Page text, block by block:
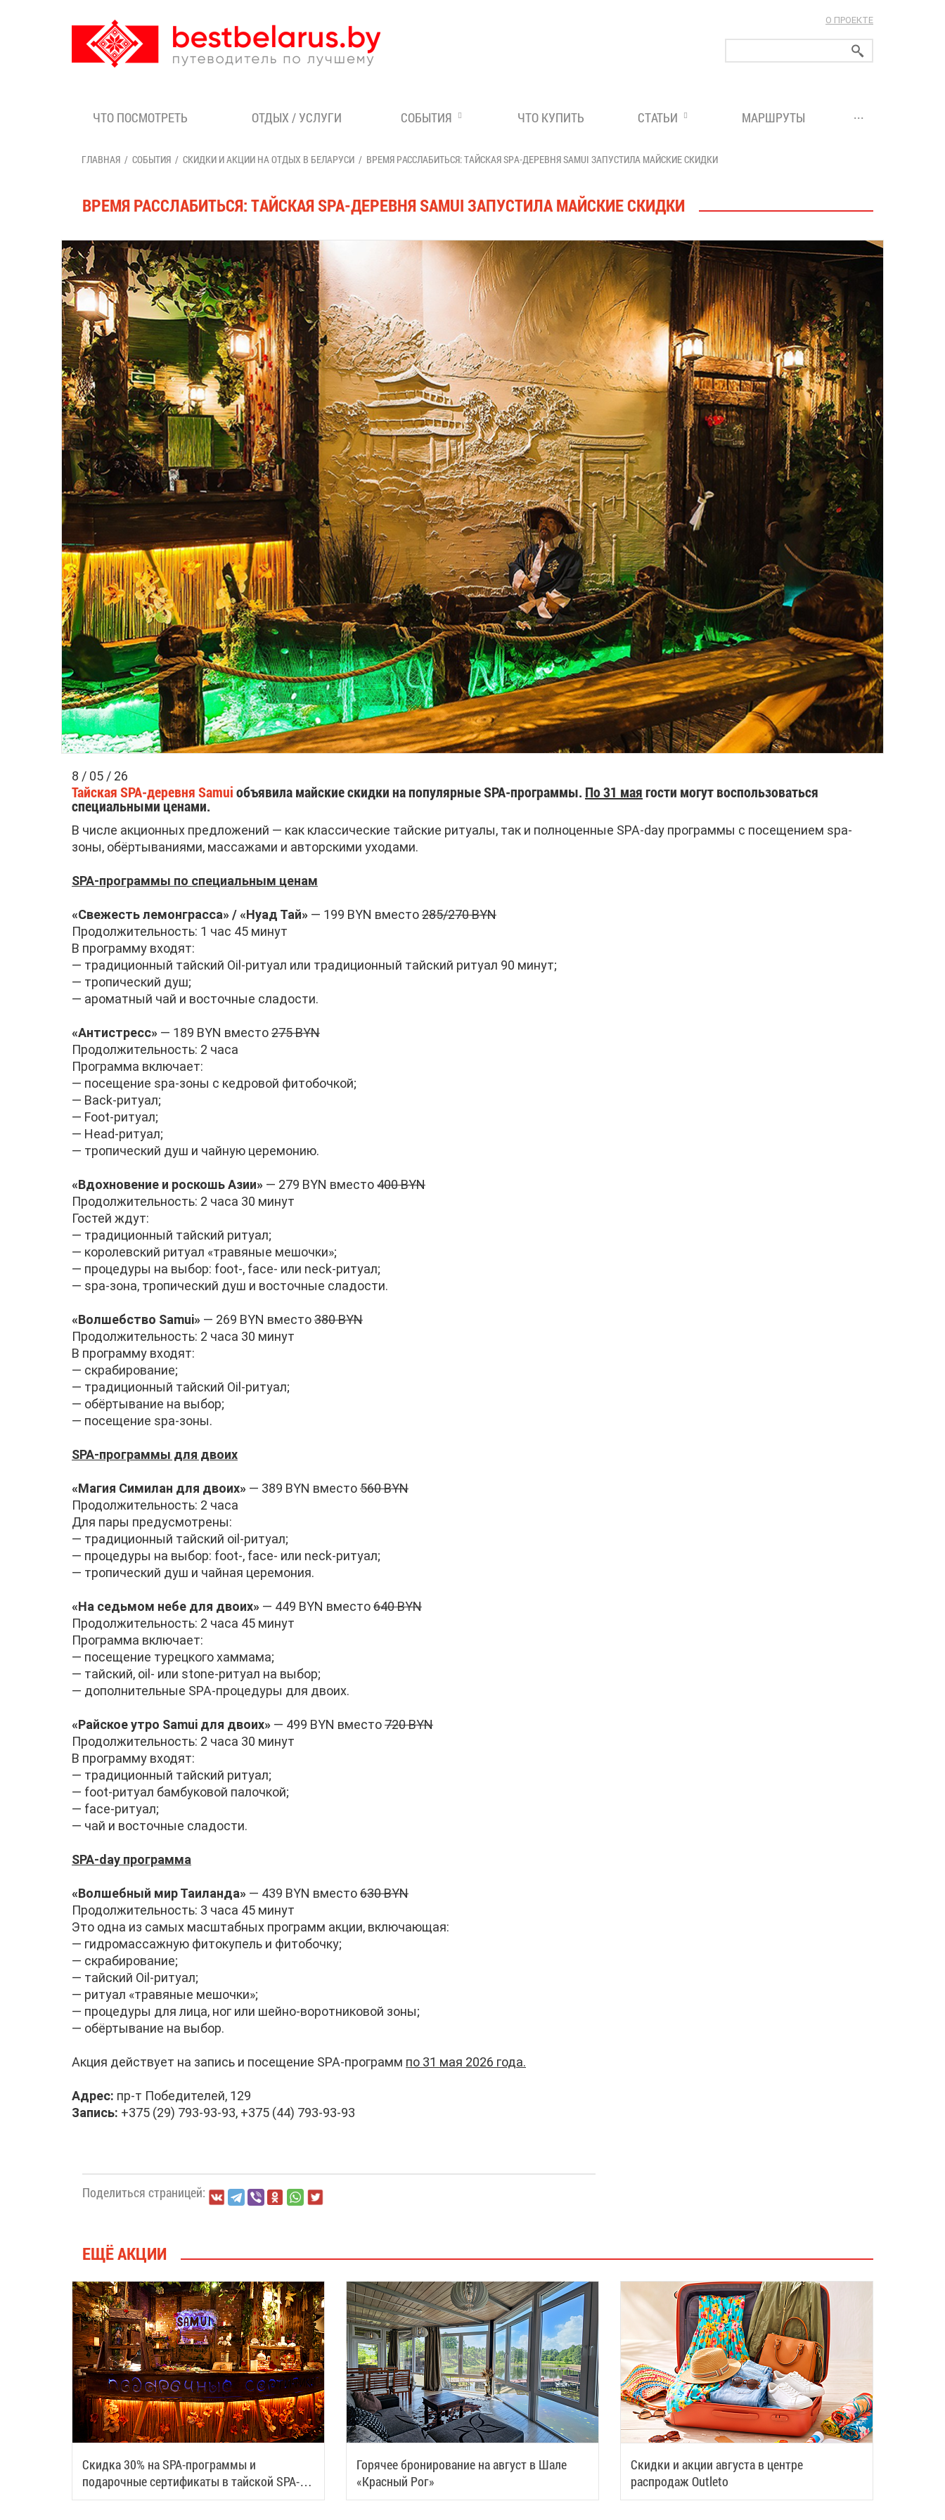
О ПРОЕКТЕ
ЧТО ПОСМОТРЕТЬ ОТДЫХ / УСЛУГИ СОБЫТИЯ ЧТО КУПИТЬ СТАТЬИ МАРШРУТЫ ...
ГЛАВНАЯ СОБЫТИЯ СКИДКИ И АКЦИИ НА ОТДЫХ В БЕЛАРУСИ ВРЕМЯ РАССЛАБИТЬСЯ: ТАЙСКАЯ SPA-ДЕРЕВНЯ SAMUI ЗАПУСТИЛА МАЙСКИЕ СКИДКИ
ВРЕМЯ РАССЛАБИТЬСЯ: ТАЙСКАЯ SPA-ДЕРЕВНЯ SAMUI ЗАПУСТИЛА МАЙСКИЕ СКИДКИ
8 / 05 / 26
Тайская SPA-деревня Samuiобъявила майские скидки на популярные SPA-программы. По 31 маягости могут воспользоваться
специальными ценами.
В числе акционных предложений — как классические тайские ритуалы, так и полноценные SPA-day программы с посещением spa-
зоны, обёртываниями, массажами и авторскими уходами.
SPA-программы по специальным ценам
«Свежесть лемонграсса» / «Нуад Тай» — 199 BYN вместо285/270 BYN
Продолжительность: 1 час 45 минут
В программу входят:
— традиционный тайский Oil-ритуал или традиционный тайский ритуал 90 минут;
— тропический душ;
— ароматный чай и восточные сладости.
«Антистресс» — 189 BYN вместо275 BYN
Продолжительность: 2 часа
Программа включает:
— посещение spa-зоны с кедровой фитобочкой;
— Back-ритуал;
— Foot-ритуал;
— Head-ритуал;
— тропический душ и чайную церемонию.
«Вдохновение и роскошь Азии» — 279 BYN вместо400 BYN
Продолжительность: 2 часа 30 минут
Гостей ждут:
— традиционный тайский ритуал;
— королевский ритуал «травяные мешочки»;
— процедуры на выбор: foot-, face- или neck-ритуал;
— spa-зона, тропический душ и восточные сладости.
«Волшебство Samui» — 269 BYN вместо380 BYN
Продолжительность: 2 часа 30 минут
В программу входят:
— скрабирование;
— традиционный тайский Oil-ритуал;
— обёртывание на выбор;
— посещение spa-зоны.
SPA-программы для двоих
«Магия Симилан для двоих» — 389 BYN вместо560 BYN
Продолжительность: 2 часа
Для пары предусмотрены:
— традиционный тайский oil-ритуал;
— процедуры на выбор: foot-, face- или neck-ритуал;
— тропический душ и чайная церемония.
«На седьмом небе для двоих» — 449 BYN вместо640 BYN
Продолжительность: 2 часа 45 минут
Программа включает:
— посещение турецкого хаммама;
— тайский, oil- или stone-ритуал на выбор;
— дополнительные SPA-процедуры для двоих.
«Райское утро Samui для двоих» — 499 BYN вместо720 BYN
Продолжительность: 2 часа 30 минут
В программу входят:
— традиционный тайский ритуал;
— foot-ритуал бамбуковой палочкой;
— face-ритуал;
— чай и восточные сладости.
SPA-day программа
«Волшебный мир Таиланда» — 439 BYN вместо630 BYN
Продолжительность: 3 часа 45 минут
Это одна из самых масштабных программ акции, включающая:
— гидромассажную фитокупель и фитобочку;
— скрабирование;
— тайский Oil-ритуал;
— ритуал «травяные мешочки»;
— процедуры для лица, ног или шейно-воротниковой зоны;
— обёртывание на выбор.
Акция действует на запись и посещение SPA-программ по 31 мая 2026 года.
Адрес: пр-т Победителей, 129
Запись: +375 (29) 793-93-93, +375 (44) 793-93-93
Поделиться страницей:
ЕЩЁ АКЦИИ
Скидка 30% на SPA-программы и
подарочные сертификаты в тайской SPA-
деревне Samui
Горячее бронирование на август в Шале
«Красный Рог»
Скидки и акции августа в центре
распродаж Outleto